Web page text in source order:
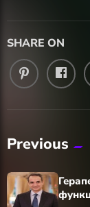
SHARE ON
Previous